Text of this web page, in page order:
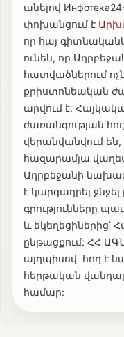
անելով
փոխանցում է
որ հայ
ունեն, որ
հատվածներում
քրիստոնեական
արվում է:
ժառանգության
վերանվանվում
հազարամյա
Ադրբեջանի
է կարգադրել
գրությունները
և եկեղեցիներից՝
ընթացքում: ՀՀ
այդպիսով հող է
հերթական
համար: